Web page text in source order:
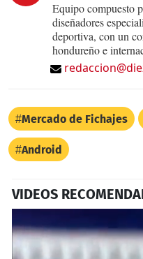
Equipo compuesto
diseñadores
deportiva, con un
hondureño e
Mercado de Fichajes
Android
VIDEOS